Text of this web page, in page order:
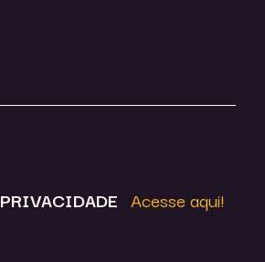
PRIVACIDADE Acesse aqui!